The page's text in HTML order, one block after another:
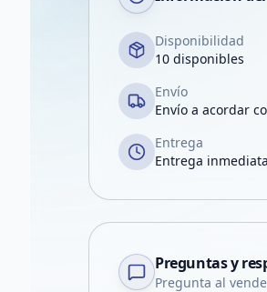
Disponibilidad
10 disponibles
Envío
Envío a acordar
Entrega
Entrega inmediata
Preguntas y
Pregunta al